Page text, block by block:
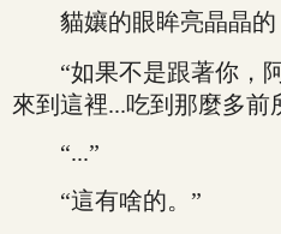
貓孃的眼眸亮晶晶的
“如果不是跟著你，阿
來到這裡...吃到那麼多前
“...”
“這有啥的。”